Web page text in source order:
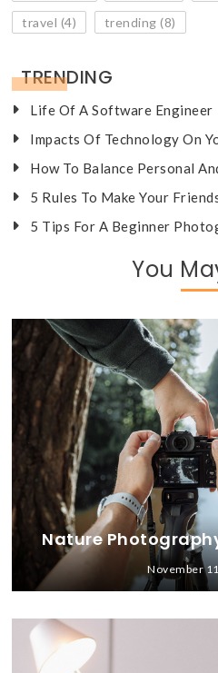
travel (4) trending (8)
TRENDING
Life Of A Software Engineer
Impacts Of Technology On
How To Balance Personal
5 Rules To Make Your
5 Tips For A Beginner
You
Nature
November